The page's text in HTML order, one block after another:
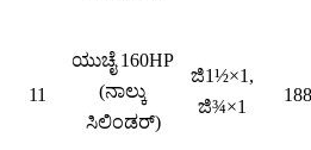
11
ಯುಚೈ 160HP
(ನಾಲ್ಕು
ಸಿಲಿಂಡರ್)
ಜಿ1½×1,
ಜಿ¾×1